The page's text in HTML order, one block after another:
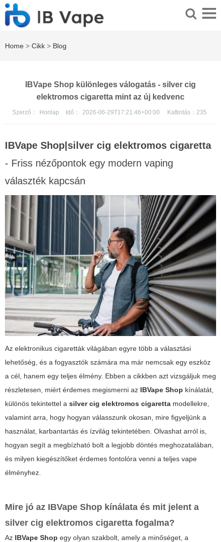
Home > Cikk > Blog
IBVape Shop különleges válogatás - silver cig
elektromos cigaretta mint az új kedvenc
Szerző： Honlap Idő： 2026-06-29T17:21:46+00:00 Kattintás： 235
IBVape Shop|silver cig elektromos cigaretta
- Friss nézőpontok egy modern vaping
választék kapcsán
Az elektronikus cigaretták világában egyre több a választási
lehetőség, és a fogyasztók számára ma már nemcsak egy eszköz
a cél, hanem egy teljes élmény. Ebben a cikkben azt vizsgáljuk meg
részletesen, miért érdemes megismerni az IBVape Shop kínálatát,
különös tekintettel a silver cig elektromos cigaretta modellekre,
valamint arra, hogy hogyan válasszunk okosan, mire figyeljünk a
használat, karbantartás és ízvilág tekintetében. Olvashat arról is,
hogyan segít a megbízható bolt a legjobb döntés meghozatalában,
és milyen kiegészítőket érdemes fontolóra venni a teljes vape
élményhez.
Mire jó az IBVape Shop kínálata és mit jelent a
silver cig elektromos cigaretta fogalma?
Az IBVape Shop egy olyan szakbolt, amely a minőséget, a